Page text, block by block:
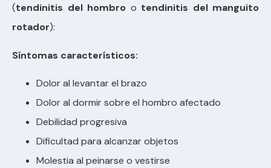
(tendinitis del hombro o tendinitis del manguito
rotador):
Síntomas característicos:
Dolor al levantar el brazo
Dolor al dormir sobre el hombro afectado
Debilidad progresiva
Dificultad para alcanzar objetos
Molestia al peinarse o vestirse